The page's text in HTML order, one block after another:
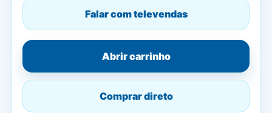
Falar com televendas
Abrir carrinho
Comprar direto